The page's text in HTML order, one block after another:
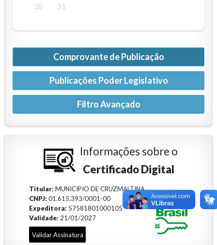
30
31
Comprovante de Publicação
Publicações Poder Legislativo
Informações sobre o
Certificado Digital
Titular:MUNICIPIO DE CRUZMALTINA
CNPJ:01.615.393/0001-00
Expeditora: 57581801000105
Validade: 21/01/2027
Validar Assinatura